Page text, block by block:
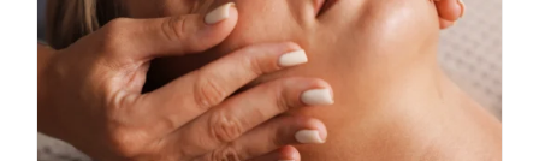
choisies
sur
la
page
du